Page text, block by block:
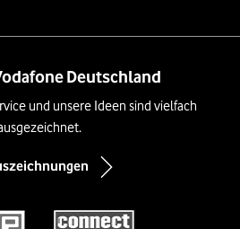
Deutschland
und unsere Ideen sind vielfach